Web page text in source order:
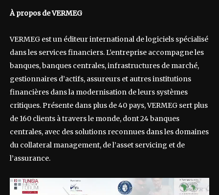
À propos de VERMEG
VERMEG est un éditeur international de logiciels spécialisé
dans les services financiers. L’entreprise accompagne les
banques, banques centrales, infrastructures de marché,
gestionnaires d’actifs, assureurs et autres institutions
financières dans la modernisation de leurs systèmes
critiques. Présente dans plus de 40 pays, VERMEG sert plus
de 160 clients à travers le monde, dont 24 banques
centrales, avec des solutions reconnues dans les domaines
du collateral management, de l’asset servicing et de
l’assurance.